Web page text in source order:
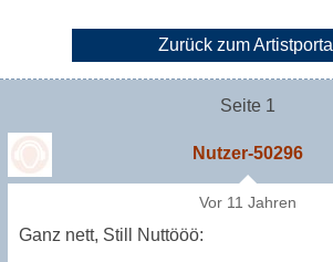
Zurück zum Artistportal
Seite 1
Nutzer-50296
Vor 11 Jahren
Ganz nett, Still Nuttööö: